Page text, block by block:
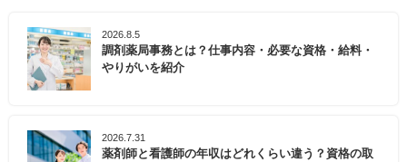
2026.8.5
調剤薬局事務とは？仕事内容・必要な資格・給料・
やりがいを紹介
2026.7.31
薬剤師と看護師の年収はどれくらい違う？資格の取